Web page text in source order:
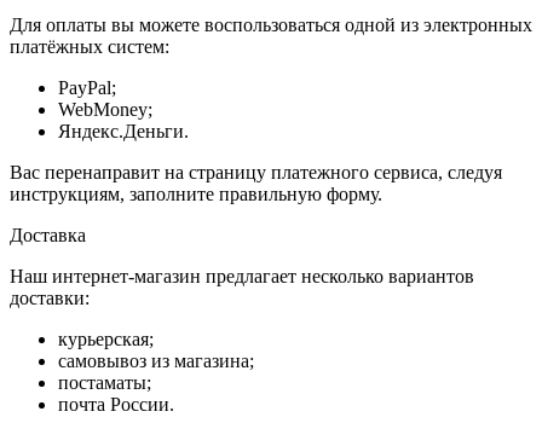
Для оплаты вы можете воспользоваться одной из электронных
платёжных систем:
PayPal;
WebMoney;
Яндекс.Деньги.
Вас перенаправит на страницу платежного сервиса, следуя
инструкциям, заполните правильную форму.
Доставка
Наш интернет-магазин предлагает несколько вариантов
доставки:
курьерская;
самовывоз из магазина;
постаматы;
почта России.